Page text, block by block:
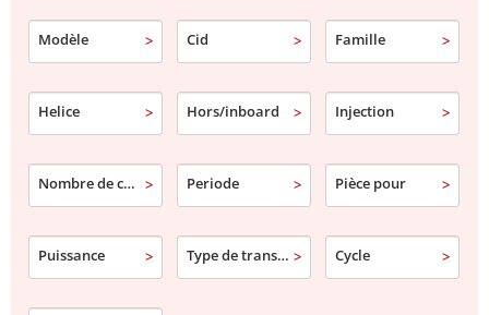
Modèle Cid Famille
Helice Hors/inboard Injection
Nombre de cylindre Periode Pièce pour
Puissance Type de transmission Cycle